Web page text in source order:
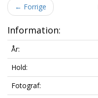
← Forrige
Information:
År:
Hold:
Fotograf: